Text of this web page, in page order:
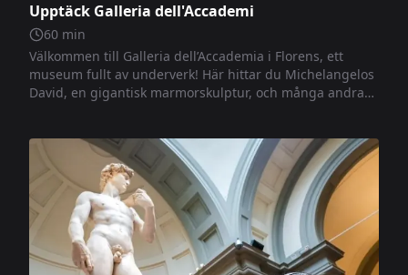
Upptäck Galleria dell'Accademi
60 min
Välkommen till Galleria dell’Accademia i Florens, ett
museum fullt av underverk! Här hittar du Michelangelos
David, en gigantisk marmorskulptur, och många andra
marmorblock till något levande och fantastiskt. Det blir
en rolig och överraskande resa i konstens värld i Florens!